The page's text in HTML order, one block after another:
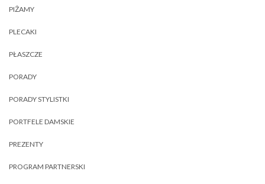
PIŻAMY
PLECAKI
PŁASZCZE
PORADY
PORADY STYLISTKI
PORTFELE DAMSKIE
PREZENTY
PROGRAM PARTNERSKI